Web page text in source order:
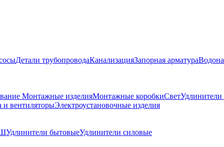
Детали трубопроводаКанализацияЗапорная арматура
Монтажные изделияМонтажные коробкиСвет
и вентиляторыЭлектроустановочные изделия
Удлинители бытовыеУдлинители силовые